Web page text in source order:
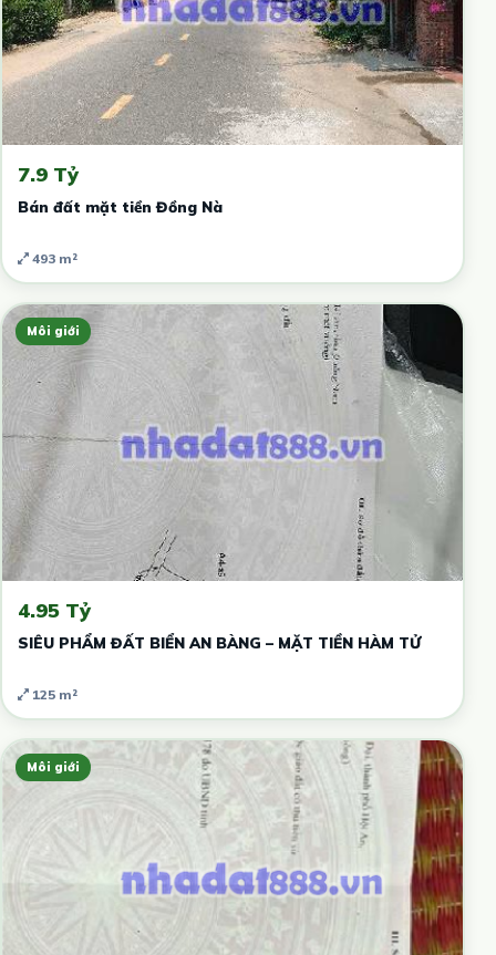
7.9 Tỷ
Bán đất mặt tiền Đồng Nà
493 m²
Môi giới
4.95 Tỷ
SIÊU PHẨM ĐẤT BIỂN AN BÀNG – MẶT TIỀN HÀM TỬ
125 m²
Môi giới